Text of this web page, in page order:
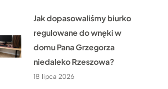
Jak dopasowaliśmy biurko
regulowane do wnęki w
domu Pana Grzegorza
niedaleko Rzeszowa?
18 lipca 2026